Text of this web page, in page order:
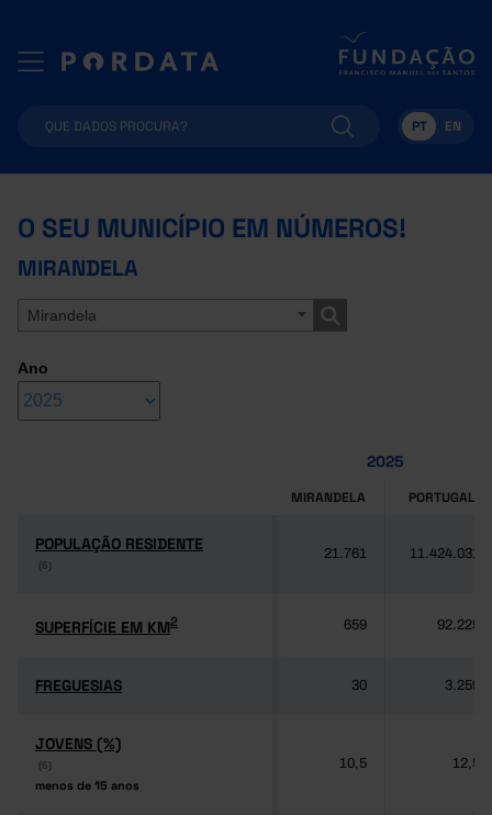
PT EN
O SEU MUNICÍPIO EM NÚMEROS!
MIRANDELA
Mirandela
Ano
2025
MIRANDELA PORTUGAL
POPULAÇÃO RESIDENTE
(6)
POPULAÇÃO RESIDENTE
(6)
21.761 11.424.031
SUPERFÍCIE EM KM2
SUPERFÍCIE EM KM2 659 92.225
FREGUESIAS
FREGUESIAS 30 3.259
JOVENS (%)
(6)
menos de 15 anos
JOVENS (%)
(6)
menos de 15 anos
10,5 12,5